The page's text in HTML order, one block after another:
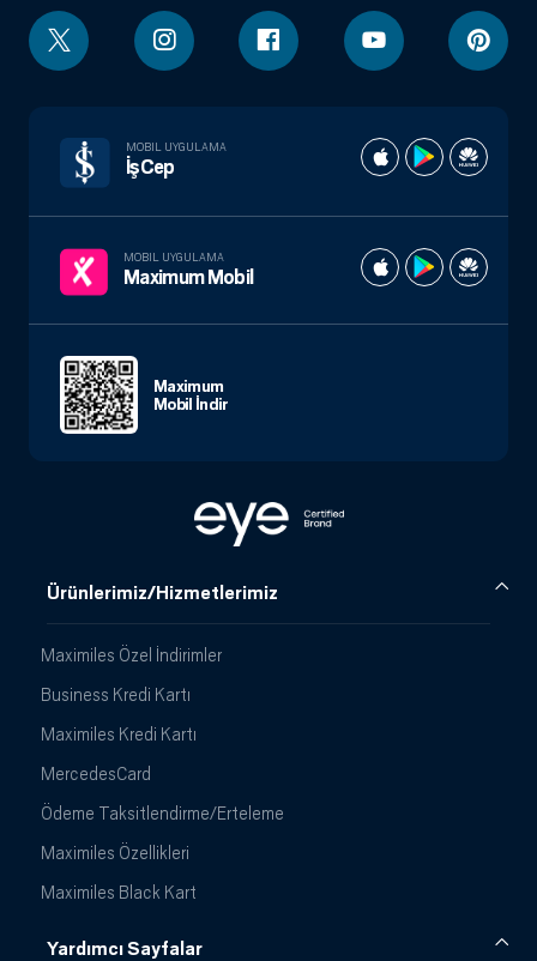
Ürünlerimiz/Hizmetlerimiz
Maximiles Özel İndirimler
Business Kredi Kartı
Maximiles Kredi Kartı
MercedesCard
Ödeme Taksitlendirme/Erteleme
Maximiles Özellikleri
Maximiles Black Kart
Yardımcı Sayfalar
MOBIL UYGULAMA
İşCep
MOBIL UYGULAMA
Maximum Mobil
Maximum
Mobil İndir